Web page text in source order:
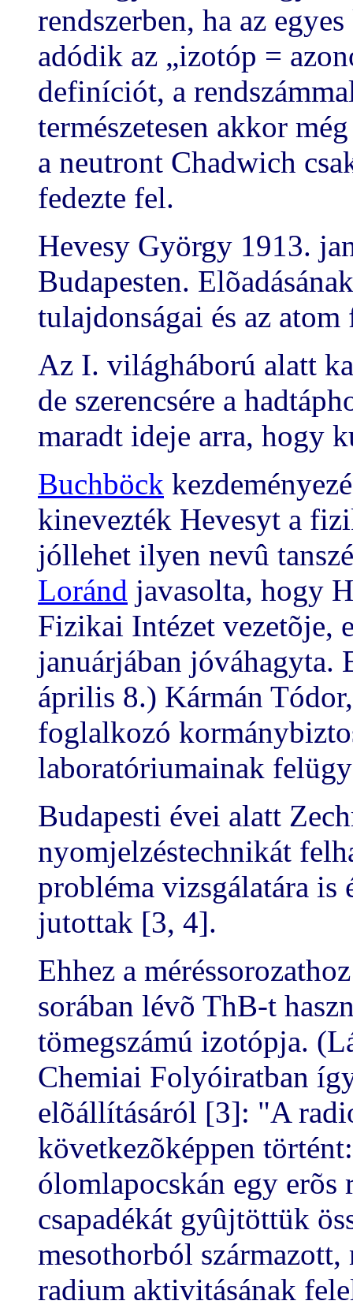
rendszerben, ha az
adódik az „izotóp =
definíciót, a
természetesen akkor
a neutront Chadwich
fedezte fel.
Hevesy György 1913.
Budapesten.
tulajdonságai és az
Az I. világháború alatt
de szerencsére a
maradt ideje arra, hogy
Buchböck
kinevezték Hevesyt a
jóllehet ilyen nevû
Loránd javasolta, hogy
Fizikai Intézet vezetõje,
januárjában jóváhagyta.
április 8.) Kármán
foglalkozó
laboratóriumainak
Budapesti évei alatt
nyomjelzéstechnikát
probléma vizsgálatára is
jutottak [3, 4].
Ehhez a
sorában lévõ ThB-t
tömegszámú izotópja.
Chemiai Folyóiratban
elõállításáról [3]: "A
következõképpen
ólomlapocskán egy
csapadékát gyûjtöttük
mesothorból
radium aktivitásának